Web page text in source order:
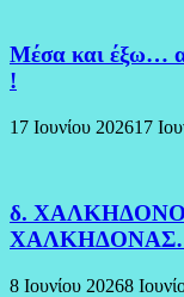
Μέσα και έξω…
!
17 Ιουνίου 202617
δ.
8 Ιουνίου 20268